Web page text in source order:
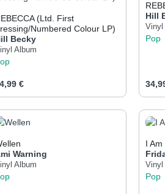
gewünschten Wert ein
(Ltd. First
Numbered Colour LP)
Becky
Album
Preis:
€
Produkt Anzahl: Gib den
Hill
Vinyl
Pop
Warning
Album
I
Vinyl
Pop